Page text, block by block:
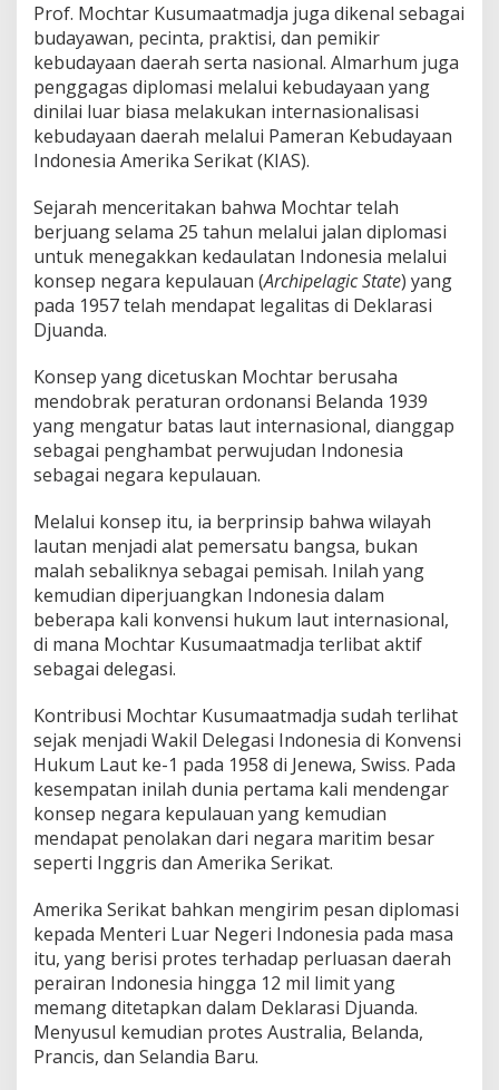
Prof. Mochtar Kusumaatmadja juga dikenal sebagai
budayawan, pecinta, praktisi, dan pemikir
kebudayaan daerah serta nasional. Almarhum juga
penggagas diplomasi melalui kebudayaan yang
dinilai luar biasa melakukan internasionalisasi
kebudayaan daerah melalui Pameran Kebudayaan
Indonesia Amerika Serikat (KIAS).
Sejarah menceritakan bahwa Mochtar telah
berjuang selama 25 tahun melalui jalan diplomasi
untuk menegakkan kedaulatan Indonesia melalui
konsep negara kepulauan (Archipelagic State) yang
pada 1957 telah mendapat legalitas di Deklarasi
Djuanda.
Konsep yang dicetuskan Mochtar berusaha
mendobrak peraturan ordonansi Belanda 1939
yang mengatur batas laut internasional, dianggap
sebagai penghambat perwujudan Indonesia
sebagai negara kepulauan.
Melalui konsep itu, ia berprinsip bahwa wilayah
lautan menjadi alat pemersatu bangsa, bukan
malah sebaliknya sebagai pemisah. Inilah yang
kemudian diperjuangkan Indonesia dalam
beberapa kali konvensi hukum laut internasional,
di mana Mochtar Kusumaatmadja terlibat aktif
sebagai delegasi.
Kontribusi Mochtar Kusumaatmadja sudah terlihat
sejak menjadi Wakil Delegasi Indonesia di Konvensi
Hukum Laut ke-1 pada 1958 di Jenewa, Swiss. Pada
kesempatan inilah dunia pertama kali mendengar
konsep negara kepulauan yang kemudian
mendapat penolakan dari negara maritim besar
seperti Inggris dan Amerika Serikat.
Amerika Serikat bahkan mengirim pesan diplomasi
kepada Menteri Luar Negeri Indonesia pada masa
itu, yang berisi protes terhadap perluasan daerah
perairan Indonesia hingga 12 mil limit yang
memang ditetapkan dalam Deklarasi Djuanda.
Menyusul kemudian protes Australia, Belanda,
Prancis, dan Selandia Baru.